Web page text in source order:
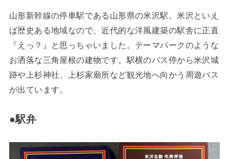
山形新幹線の停車駅である山形県の米沢駅。米沢といえ
ば歴史ある地域なので、近代的な洋風建築の駅舎に正直
『えっ？』と思っちゃいました。テーマパークのような
お洒落な三角屋根の建物です。駅横のバス停から米沢城
跡や上杉神社、上杉家廟所など観光地へ向かう周遊バス
が出ています。
●駅弁